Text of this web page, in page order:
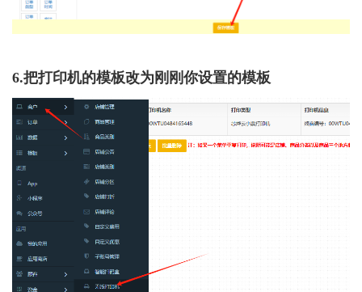
6.把打印机的模板改为刚刚你设置的模板